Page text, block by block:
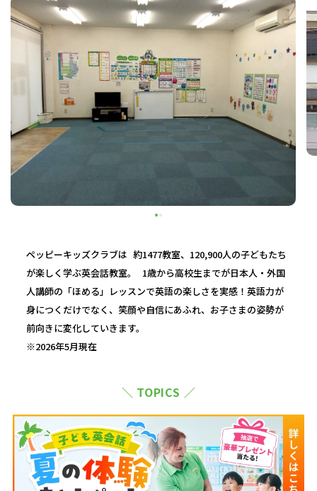
ペッピーキッズクラブは 約1477教室、120,900人の子どもたち
が楽しく学ぶ英会話教室。 1歳から高校生までが日本人・外国
人講師の「ほめる」レッスンで英語の楽しさを実感！英語力が
身につくだけでなく、笑顔や自信にあふれ、お子さまの姿勢が
前向きに変化していきます。
※2026年5月現在
＼ TOPICS ／